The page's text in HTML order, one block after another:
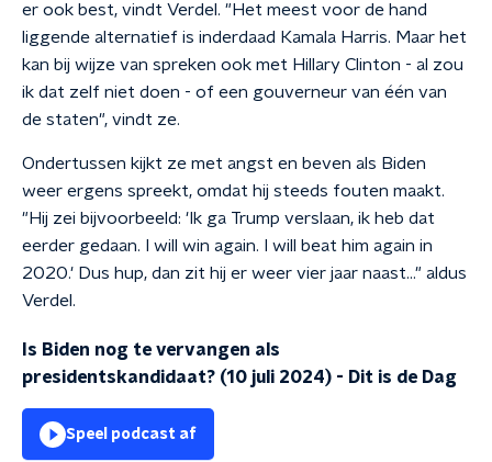
er ook best, vindt Verdel. "Het meest voor de hand
liggende alternatief is inderdaad Kamala Harris. Maar het
kan bij wijze van spreken ook met Hillary Clinton - al zou
ik dat zelf niet doen - of een gouverneur van één van
de staten", vindt ze.
Ondertussen kijkt ze met angst en beven als Biden
weer ergens spreekt, omdat hij steeds fouten maakt.
"Hij zei bijvoorbeeld: 'Ik ga Trump verslaan, ik heb dat
eerder gedaan. I will win again. I will beat him again in
2020.' Dus hup, dan zit hij er weer vier jaar naast..." aldus
Verdel.
Is Biden nog te vervangen als
presidentskandidaat? (10 juli 2024) - Dit is de Dag
Speel podcast af